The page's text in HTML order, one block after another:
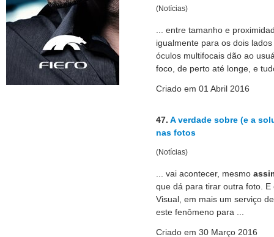
(Notícias)
... entre tamanho e
igualmente para os dois
óculos multifocais dão ao
foco, de perto até longe, e
Criado em 01 Abril 2016
47. A verdade sobre (e a
nas fotos
(Notícias)
... vai acontecer, mesmo
que dá para tirar outra foto.
Visual, em mais um serviço
este fenômeno para ...
Criado em 30 Março 2016